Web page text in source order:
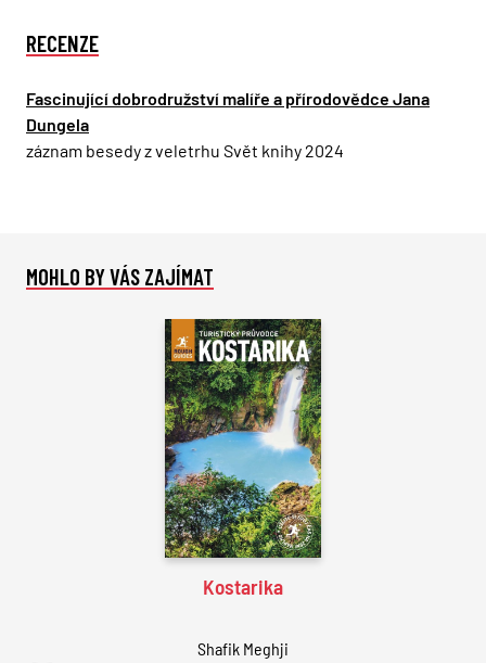
RECENZE
Fascinující dobrodružství malíře a přírodovědce Jana
Dungela
záznam besedy z veletrhu Svět knihy 2024
MOHLO BY VÁS ZAJÍMAT
Kostarika
Shafik Meghji